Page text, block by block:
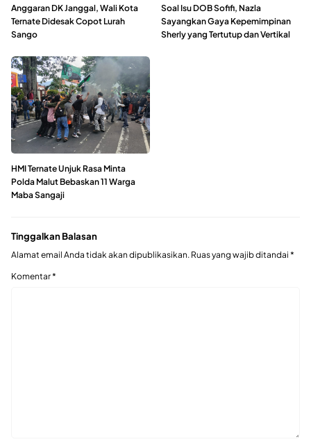
Anggaran DK Janggal, Wali Kota
Ternate Didesak Copot Lurah
Sango
Soal Isu DOB Sofifi, Nazla
Sayangkan Gaya Kepemimpinan
Sherly yang Tertutup dan Vertikal
HMI Ternate Unjuk Rasa Minta
Polda Malut Bebaskan 11 Warga
Maba Sangaji
Tinggalkan Balasan
Alamat email Anda tidak akan dipublikasikan. Ruas yang wajib ditandai *
Komentar*